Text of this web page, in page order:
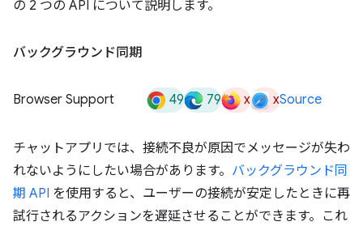
の 2 つの API について説明します。
バックグラウンド同期
Browser Support 49 79 x xSource
チャットアプリでは、接続不良が原因でメッセージが失わ
れないようにしたい場合があります。 バックグラウンド同
期 API を使用すると、ユーザーの接続が安定したときに再
試行されるアクションを遅延させることができます。これ